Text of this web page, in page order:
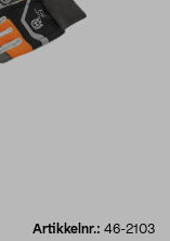
Artikkelnr.: 46-2103